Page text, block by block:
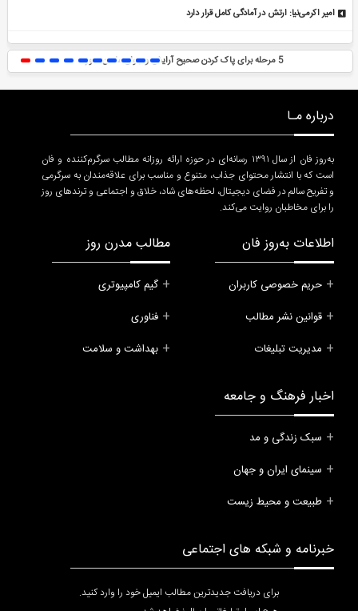
امیر اکرمی‌نیا: ارتش در آمادگی کامل قرار دارد
5 مرحله برای پاک کردن صحیح آرایش و جوان ماندن صورت
درباره مـا
به‌روز فان از سال ۱۳۹۱ رسانه‌ای در حوزه ارائه روزانه مطالب سرگرم‌کننده و فان
است که با انتشار محتوای جذاب، متنوع و مناسب برای علاقه‌مندان به سرگرمی
و تفریح سالم در فضای دیجیتال، لحظه‌های شاد، خلاق و اجتماعی و ترندهای روز
را برای مخاطبان روایت می‌کند.
اطلاعات به‌روز فان
حریم خصوصی کاربران
قوانین نشر مطالب
مدیریت تبلیغات
مطالب مدرن روز
گیم کامپیوتری
فناوری
بهداشت و سلامت
اخبار فرهنگ و جامعه
سبک زندگی و مد
سینمای ایران و جهان
طبیعت و محیط زیست
خبرنامه و شبکه های اجتماعی
برای دریافت جدیدترین مطالب ایمیل خود را وارد کنید.